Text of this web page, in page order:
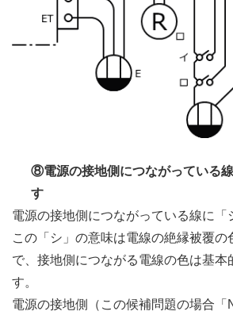
⑧電源の接地側につながっている
す
電源の接地側につながっている線に「
この「シ」の意味は電線の絶縁被覆の
で、接地側につながる電線の色は基本
す。
電源の接地側（この候補問題の場合「